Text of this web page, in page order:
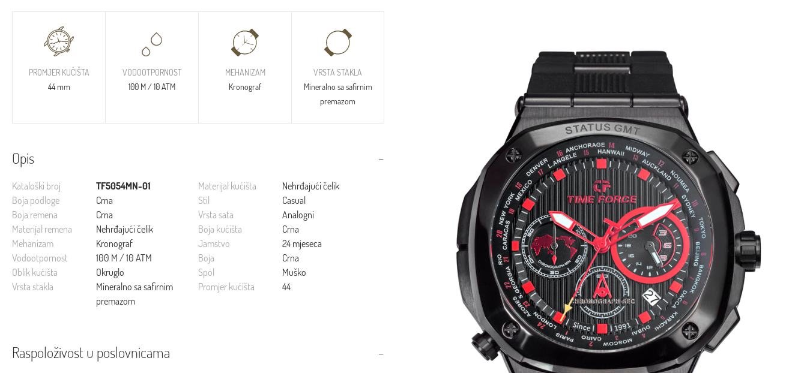
PROMJER KUĆIŠTA
44 mm
VODOOTPORNOST
100 M / 10 ATM
MEHANIZAM
Kronograf
VRSTA STAKLA
Mineralno sa safirnim
premazom
Opis
Kataloški broj
TF5054MN-01
Boja podloge
Crna
Boja remena
Crna
Materijal remena
Nehrđajući čelik
Mehanizam
Kronograf
Vodootpornost
100 M / 10 ATM
Oblik kućišta
Okruglo
Vrsta stakla
Mineralno sa safirnim
premazom
Materijal kućišta
Nehrđajući čelik
Stil
Casual
Vrsta sata
Analogni
Boja kućišta
Crna
Jamstvo
24 mjeseca
Boja
Crna
Spol
Muško
Promjer kućišta
44
Raspoloživost u poslovnicama